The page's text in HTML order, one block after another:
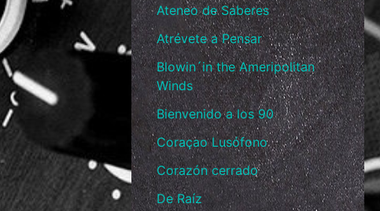
Ateneo de Saberes
Atrévete a Pensar
Blowin´in the Ameripolitan
Winds
Bienvenido a los 90
Coraçao Lusófono
Corazón cerrado
De Raíz